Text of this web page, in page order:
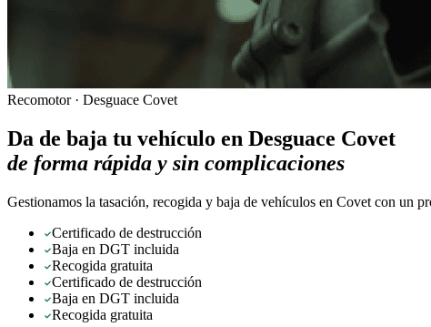
Recomotor · Desguace Covet
Da de baja tu vehículo en Desguace Covet
de forma rápida y sin complicaciones
Gestionamos la tasación, recogida y baja de vehículos en Covet con un
Certificado de destrucción
Baja en DGT incluida
Recogida gratuita
Certificado de destrucción
Baja en DGT incluida
Recogida gratuita